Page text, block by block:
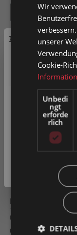
Artikel-Nr.0035955
Zum Merkzettel
Beschreibung
Universal-
mit Spurkranz mit
Privatkunden
Geschäftskunden
werden.
Bitte wählen Sie
Wir
unserer
Cookie-
Unbedi
ngt
erforde
rlich